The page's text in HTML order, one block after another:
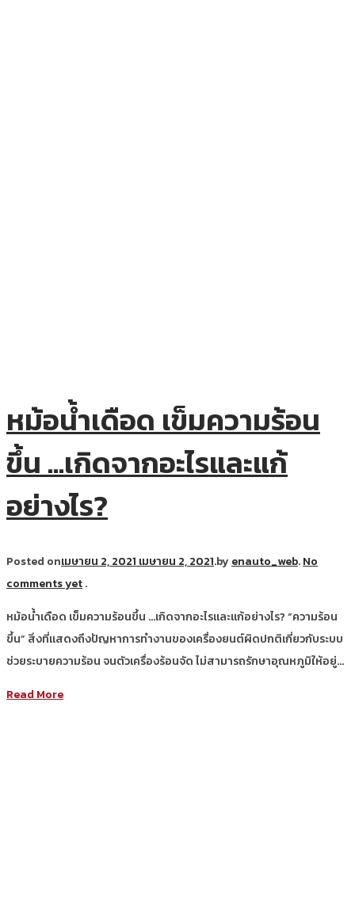
หม้อน้ำเดือด เข็มความร้อน
ขึ้น …เกิดจากอะไรและแก้
อย่างไร?
Posted onเมษายน 2, 2021 เมษายน 2, 2021.by enauto_web.No
comments yet.
หม้อน้ำเดือด เข็มความร้อนขึ้น …เกิดจากอะไรและแก้อย่างไร? “ความร้อน
ขึ้น” สิ่งที่แสดงถึงปัญหาการทำงานของเครื่องยนต์ผิดปกติเกี่ยวกับระบบ
ช่วยระบายความร้อน จนตัวเครื่องร้อนจัด ไม่สามารถรักษาอุณหภูมิให้อยู่…
Read More